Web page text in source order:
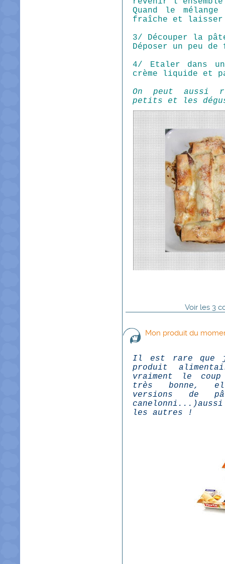
Quand le
fraîche et
3/ Découper la
Déposer un peu
4/ Etaler dans
crème liquide et
On peut aussi
petits et les
Voir les 3
Mon produit du
Il est rare que
produit
vraiment le
très bonne,
versions de
les autres !